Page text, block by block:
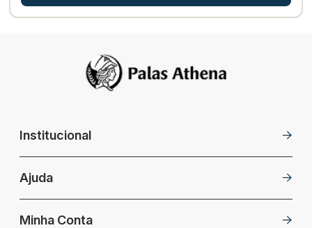
Institucional
Ajuda
Minha Conta